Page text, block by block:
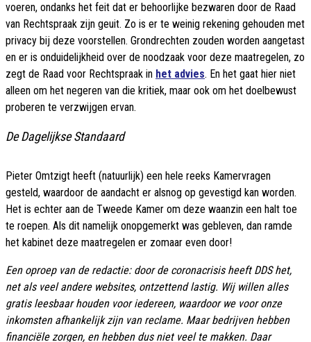
voeren, ondanks het feit dat er behoorlijke bezwaren door de Raad
van Rechtspraak zijn geuit. Zo is er te weinig rekening gehouden met
privacy bij deze voorstellen. Grondrechten zouden worden aangetast
en er is onduidelijkheid over de noodzaak voor deze maatregelen, zo
zegt de Raad voor Rechtspraak in het advies. En het gaat hier niet
alleen om het negeren van die kritiek, maar ook om het doelbewust
proberen te verzwijgen ervan.
De Dagelijkse Standaard
Pieter Omtzigt heeft (natuurlijk) een hele reeks Kamervragen
gesteld, waardoor de aandacht er alsnog op gevestigd kan worden.
Het is echter aan de Tweede Kamer om deze waanzin een halt toe
te roepen. Als dit namelijk onopgemerkt was gebleven, dan ramde
het kabinet deze maatregelen er zomaar even door!
Een oproep van de redactie: door de coronacrisis heeft DDS het,
net als veel andere websites, ontzettend lastig. Wij willen alles
gratis leesbaar houden voor iedereen, waardoor we voor onze
inkomsten afhankelijk zijn van reclame. Maar bedrijven hebben
financiële zorgen, en hebben dus niet veel te makken. Daar